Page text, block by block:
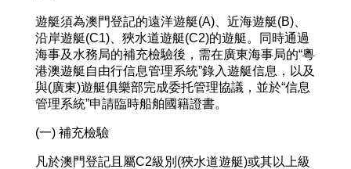
遊艇須為澳門登記的遠洋遊艇(A)、近海遊艇(B)、
沿岸遊艇(C1)、狹水道遊艇(C2)的遊艇。同時通過
海事及水務局的補充檢驗後，需在廣東海事局的“粵
港澳遊艇自由行信息管理系統”錄入遊艇信息，以及
與(廣東)遊艇俱樂部完成委托管理協議，並於“信息
管理系統”申請臨時船舶國籍證書。
(一) 補充檢驗
凡於澳門登記且屬C2級別(狹水道遊艇)或其以上級